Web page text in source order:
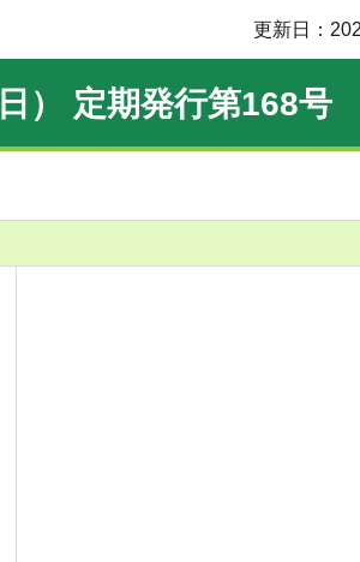
更新日：
） 定期発行第168号